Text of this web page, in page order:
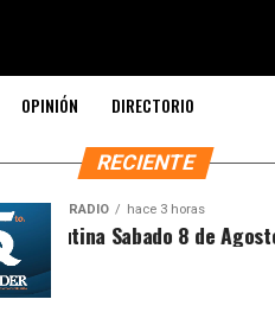
OPINIÓN DIRECTORIO
RECIENTE
RADIO hace 3 horas
Sabado 8 de Agosto del